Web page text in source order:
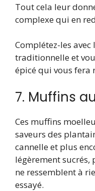
Tout cela leur
complexe qui en
Complétez-les
traditionnelle et
épicé qui vous fera
7. Muffins
Ces muffins
saveurs des
cannelle et plus
légèrement
ne ressemblent à
essayé.